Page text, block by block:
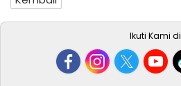
Ikuti Kami di